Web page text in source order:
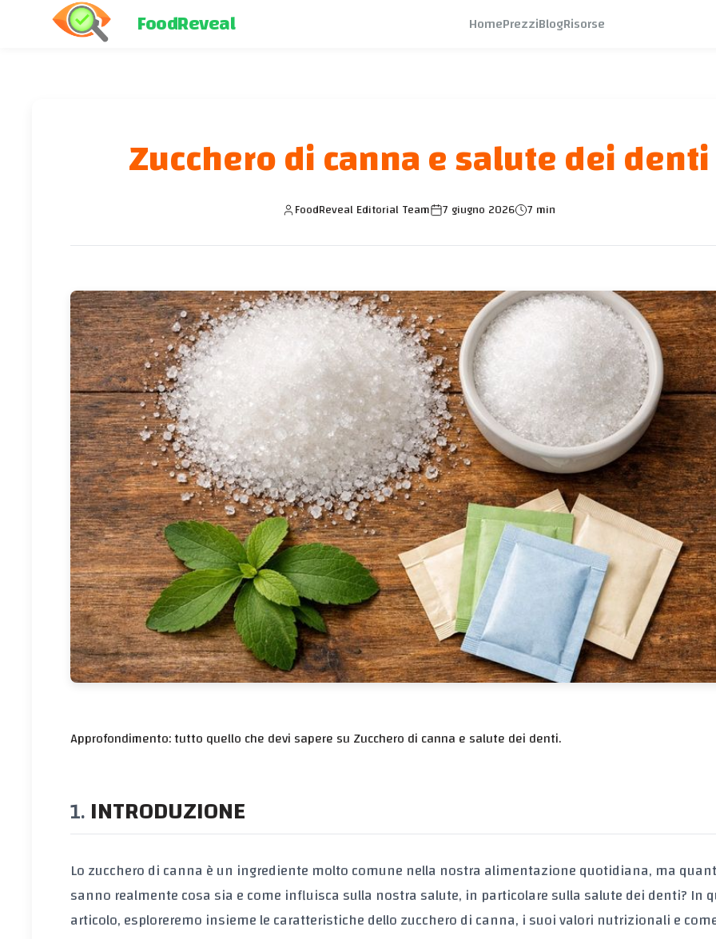
FoodReveal HomePrezziBlogRisorse
Zucchero di canna e salute dei denti
FoodReveal Editorial Team 7 giugno 2026 7 min
Approfondimento: tutto quello che devi sapere su Zucchero di canna e salute dei denti.
INTRODUZIONE
Lo zucchero di canna è un ingrediente molto comune nella nostra alimentazione quotidiana, ma
sanno realmente cosa sia e come influisca sulla nostra salute, in particolare sulla salute dei denti? In
articolo, esploreremo insieme le caratteristiche dello zucchero di canna, i suoi valori nutrizionali e